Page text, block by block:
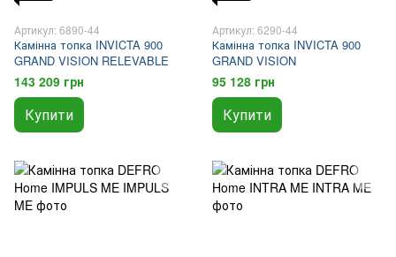
Артикул: 6890-44
Камінна топка INVICTA 900
GRAND VISION RELEVABLE
143 209 грн
Купити
Артикул: 6290-44
Камінна топка INVICTA 900
GRAND VISION
95 128 грн
Купити